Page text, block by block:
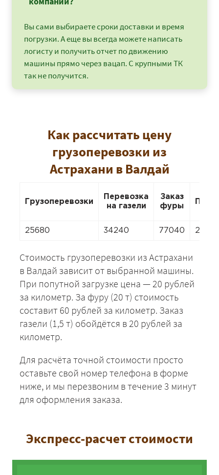
Вы сами выбираете сроки доставки и время
погрузки. А еще вы всегда можете написать
логисту и получить отчет по движению
машины прямо через вацап. С крупными ТК
так не получится.
Как рассчитать цену
грузоперевозки из
Астрахани в Валдай
Грузоперевозки
Перевозка
на газели
Заказ
фуры
25680 34240 77040 23968
Стоимость грузоперевозки из Астрахани
в Валдай зависит от выбранной машины.
При попутной загрузке цена — 20 рублей
за километр. За фуру (20 т) стоимость
составит 60 рублей за километр. Заказ
газели (1,5 т) обойдётся в 20 рублей за
километр.
Для расчёта точной стоимости просто
оставьте свой номер телефона в форме
ниже, и мы перезвоним в течение 3 минут
для оформления заказа.
Экспресс-расчет стоимости